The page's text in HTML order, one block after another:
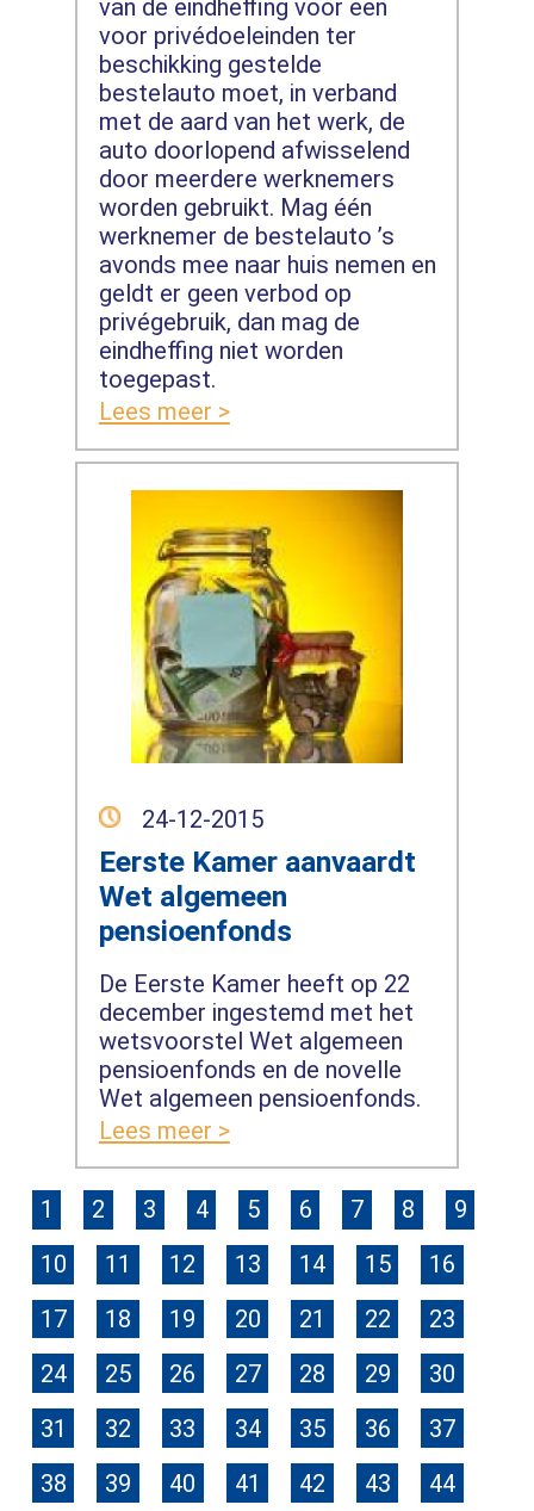
van de eindheffing voor een
voor privédoeleinden ter
beschikking gestelde
bestelauto moet, in verband
met de aard van het werk, de
auto doorlopend afwisselend
door meerdere werknemers
worden gebruikt. Mag één
werknemer de bestelauto ’s
avonds mee naar huis nemen en
geldt er geen verbod op
privégebruik, dan mag de
eindheffing niet worden
toegepast.
Lees meer >
24-12-2015
Eerste Kamer aanvaardt
Wet algemeen
pensioenfonds
De Eerste Kamer heeft op 22
december ingestemd met het
wetsvoorstel Wet algemeen
pensioenfonds en de novelle
Wet algemeen pensioenfonds.
Lees meer >
1 2 3 4 5 6 7 8
9
10
11 12 13 14 15
16
17
18 19 20 21 22
23
24
25 26 27 28 29
30
31
32 33 34 35 36
37
38
39 40 41 42 43
44